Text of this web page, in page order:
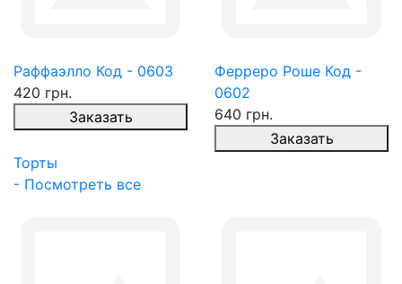
Раффаэлло Код - 0603
420 грн.
Заказать
Ферреро Роше Код -
0602
640 грн.
Заказать
Торты
- Посмотреть все